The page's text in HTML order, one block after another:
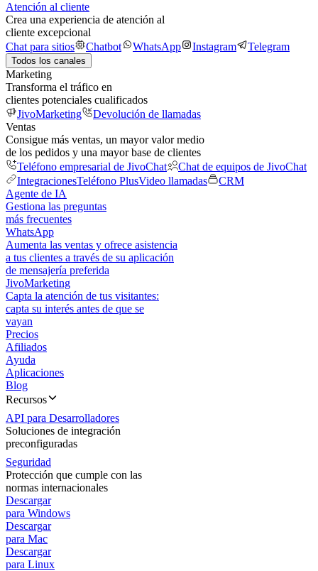
Atención al cliente
Crea una experiencia de atención al
cliente excepcional
Chat para sitios
Chatbot WhatsApp Instagram Telegram
Todos los canales
Marketing
Transforma el tráfico en
clientes potenciales cualificados
JivoMarketing
Devolución de llamadas
Ventas
Consigue más ventas, un mayor valor medio
de los pedidos y una mayor base de clientes
Teléfono empresarial de JivoChat
Chat de equipos de JivoChat
IntegracionesTeléfono PlusVideo llamadas
CRM
Agente de IA
Gestiona las preguntas
más frecuentes
WhatsApp
Aumenta las ventas y ofrece asistencia
a tus clientes a través de su aplicación
de mensajería preferida
JivoMarketing
Capta la atención de tus visitantes:
capta su interés antes de que se
vayan
Precios
Afiliados
Ayuda
Aplicaciones
Blog
Recursos
API para Desarrolladores
Soluciones de integración
preconfiguradas
Seguridad
Protección que cumple con las
normas internacionales
Descargar
para Windows
Descargar
para Mac
Descargar
para Linux